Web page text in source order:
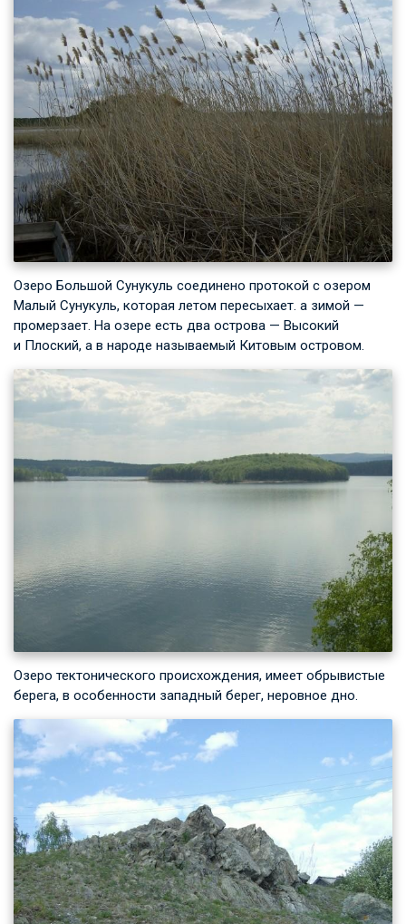
Озеро Большой Сунукуль соединено протокой с озером
Малый Сунукуль, которая летом пересыхает. а зимой —
промерзает. На озере есть два острова — Высокий
и Плоский, а в народе называемый Китовым островом.
Озеро тектонического происхождения, имеет обрывистые
берега, в особенности западный берег, неровное дно.